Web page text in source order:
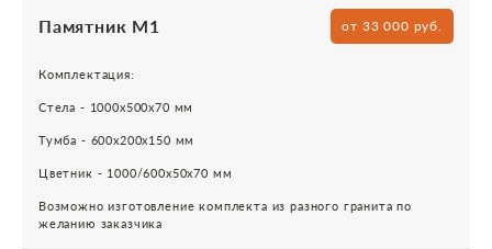
Памятник М1 от 33 000 руб.
Комплектация:
Стела - 1000х500х70 мм
Тумба - 600х200х150 мм
Цветник - 1000/600х50х70 мм
Возможно изготовление комплекта из разного гранита по
желанию заказчика